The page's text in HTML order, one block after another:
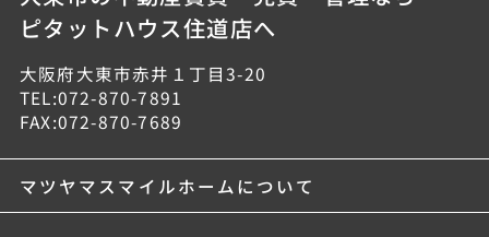
ピタットハウス住道店へ
大阪府大東市赤井１丁目3-20
TEL:072-870-7891
FAX:072-870-7689
マツヤマスマイルホームについて